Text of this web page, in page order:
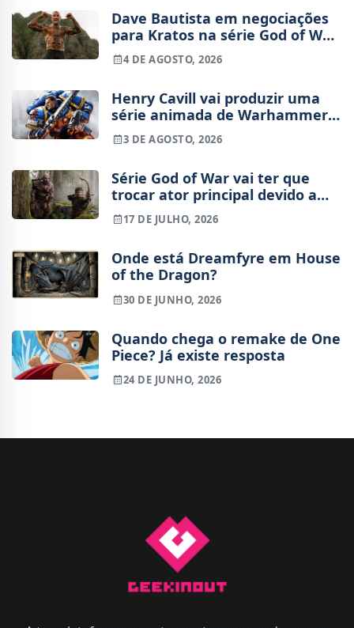
Dave Bautista em negociações
para Kratos na série God of War
da Amazon
4 DE AGOSTO, 2026
Henry Cavill vai produzir uma
série animada de Warhammer
40,000 para a Amazon
3 DE AGOSTO, 2026
Série God of War vai ter que
trocar ator principal devido a
lesão
17 DE JULHO, 2026
Onde está Dreamfyre em House
of the Dragon?
30 DE JUNHO, 2026
Quando chega o remake de One
Piece? Já existe resposta
24 DE JUNHO, 2026